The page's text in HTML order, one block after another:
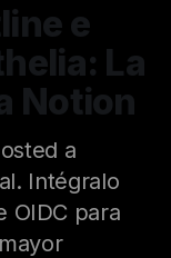
e
La
Notion
a
Intégralo
OIDC para